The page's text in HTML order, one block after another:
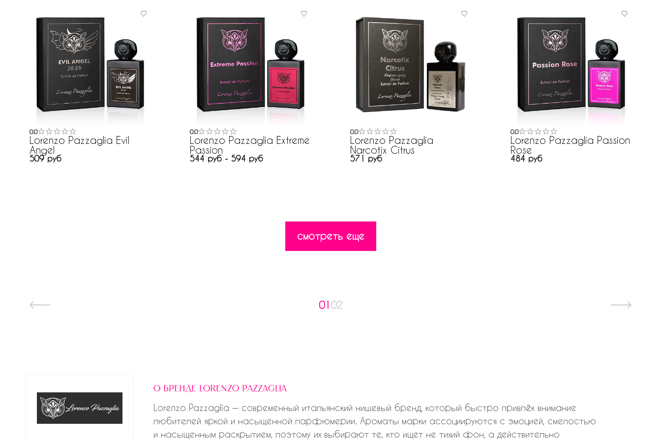
0.0
Lorenzo Pazzaglia Evil
Angel
509 руб
0.0
Lorenzo Pazzaglia Extreme
Passion
544 руб - 594 руб
0.0
Lorenzo Pazzaglia
Narcotix Citrus
571 руб
0.0
Lorenzo Pazzaglia Passion
Rose
484 руб
смотреть еще
01 02
о бренде lorenzo pazzaglia
Lorenzo Pazzaglia — современный итальянский нишевый бренд, который быстро привлёк внимание
любителей яркой и насыщенной парфюмерии. Ароматы марки ассоциируются с эмоцией, смелостью
и насыщенным раскрытием, поэтому их выбирают те, кто ищет не тихий фон, а действительно